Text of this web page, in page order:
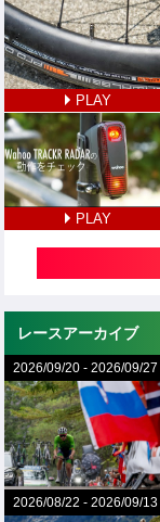
PLAY
PLAY
レースアーカイブ
2026/09/20 -2026/09/27
2026/08/22 -2026/09/13